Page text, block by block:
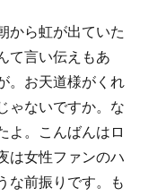
から虹が出ていた
て言い伝えもあ
。お天道様がくれ
ゃないですか。な
よ。こんばんはロ
は女性ファンのハ
な前振りです。も